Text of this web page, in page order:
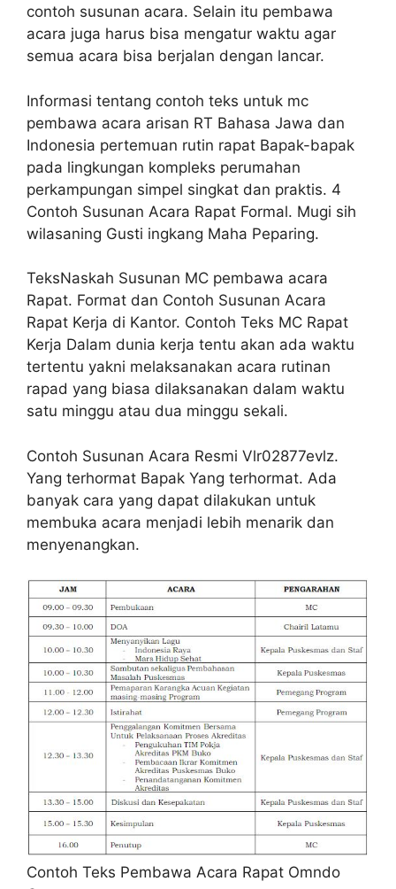
contoh susunan acara. Selain itu pembawa
acara juga harus bisa mengatur waktu agar
semua acara bisa berjalan dengan lancar.
Informasi tentang contoh teks untuk mc
pembawa acara arisan RT Bahasa Jawa dan
Indonesia pertemuan rutin rapat Bapak-bapak
pada lingkungan kompleks perumahan
perkampungan simpel singkat dan praktis. 4
Contoh Susunan Acara Rapat Formal. Mugi sih
wilasaning Gusti ingkang Maha Peparing.
TeksNaskah Susunan MC pembawa acara
Rapat. Format dan Contoh Susunan Acara
Rapat Kerja di Kantor. Contoh Teks MC Rapat
Kerja Dalam dunia kerja tentu akan ada waktu
tertentu yakni melaksanakan acara rutinan
rapad yang biasa dilaksanakan dalam waktu
satu minggu atau dua minggu sekali.
Contoh Susunan Acara Resmi Vlr02877evlz.
Yang terhormat Bapak Yang terhormat. Ada
banyak cara yang dapat dilakukan untuk
membuka acara menjadi lebih menarik dan
menyenangkan.
Contoh Teks Pembawa Acara Rapat Omndo